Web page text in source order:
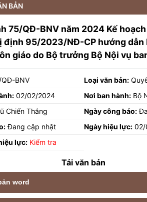
BẢN
75/QĐ-BNV năm 2024 Kế
định 95/2023/NĐ-CP hướng dẫn
giáo do Bộ trưởng Bộ Nội vụ
BNV Loại văn bản:
02/02/2024 Nơi ban hành: Bộ
Chiến Thắng Ngày công báo:
Đang cập nhật Ngày hiệu lực: 02/
lực: Kiểm tra
Tải văn bản
word